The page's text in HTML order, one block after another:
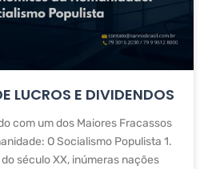
LUCROS E DIVIDENDOS
com um dos Maiores Fracassos
O Socialismo Populista 1.
século XX, inúmeras nações